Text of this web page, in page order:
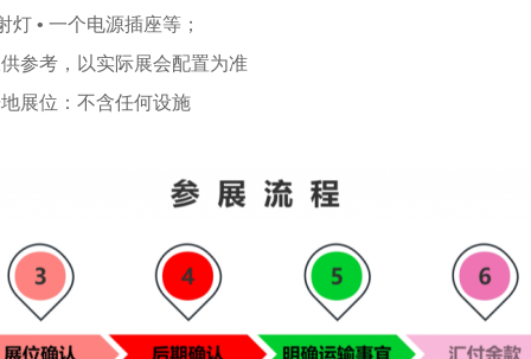
灯 • 一个电源插座等；
参考，以实际展会配置为准
展位：不含任何设施